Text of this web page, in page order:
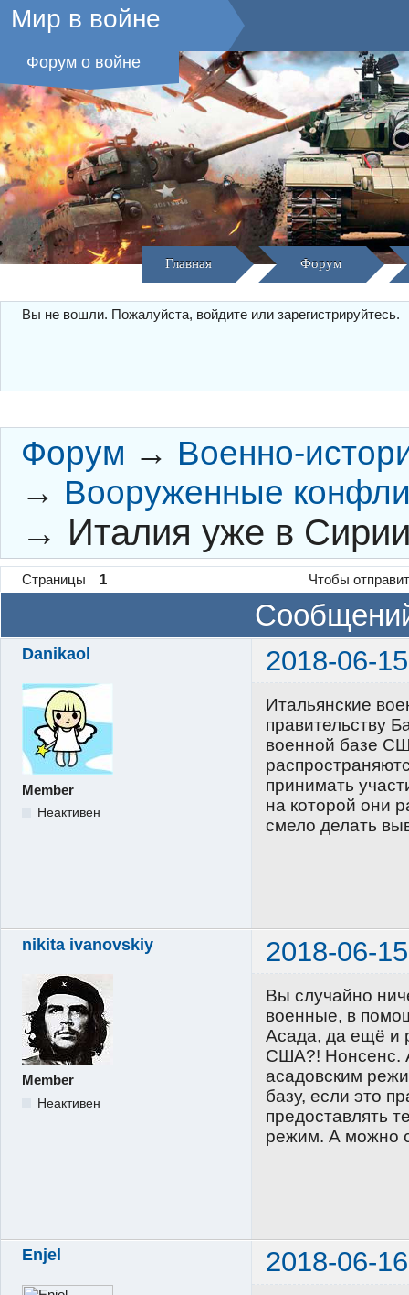
Мир в войне
Форум о войне
Главная Форум
Вы не вошли. Пожалуйста, войдите или зарегистрируйтесь.
Форум → Военно-
→ Вооруженные
→ Италия уже в
Страницы 1 Чтобы
Danikaol 2018-06-
Member
Неактивен
Итальянские
правительству
военной базе
принимать
на которой они
смело делать
nikita ivanovskiy 2018-06-
Member
Неактивен
Вы случайно
военные, в
Асада, да ещё и
США?! Нонсенс.
асадовским
базу, если это
предоставлять
режим. А можно
Enjel 2018-06-